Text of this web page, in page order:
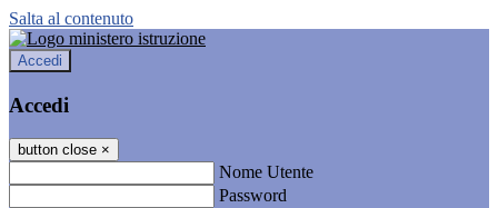
Salta al contenuto
Accedi
Accedi
button close ×
Nome Utente
Password